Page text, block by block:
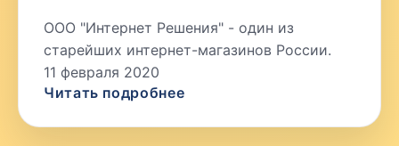
ООО "Интернет Решения" - один из
старейших интернет-магазинов России.
11 февраля 2020
Читать подробнее